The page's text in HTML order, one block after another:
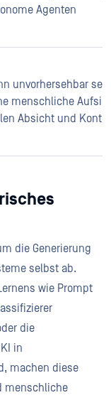
Agenten
unvorhersehbar
menschliche
Absicht und
die Generierung
selbst ab.
wie Prompt
die
in
machen diese
menschliche